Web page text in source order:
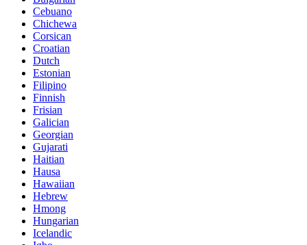
Cebuano
Chichewa
Corsican
Croatian
Dutch
Estonian
Filipino
Finnish
Frisian
Galician
Georgian
Gujarati
Haitian
Hausa
Hawaiian
Hebrew
Hmong
Hungarian
Icelandic